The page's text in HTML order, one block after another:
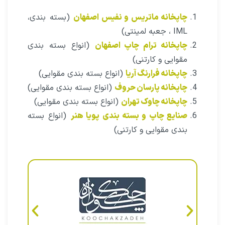
چاپخانه ماتریس و نفیس اصفهان (‌بسته بندی،
IML ، جعبه لمینتی)
چاپخانه ترام چاپ اصفهان (انواع بسته بندی
مقوایی و کارتنی)
چاپخانه فرارنگ آریا (انواع بسته بندی مقوایی)
چاپخانه پارسان حروف (انواع بسته بندی مقوایی)
چاپخانه چاوک تهران (انواع بسته بندی مقوایی)
صنایع چاپ و بسته بندی پویا هنر (انواع بسته
بندی مقوایی و کارتنی)